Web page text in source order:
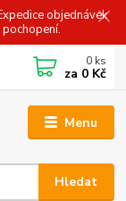
objednávek
Menu
Hledat
0 ks
za 0 Kč